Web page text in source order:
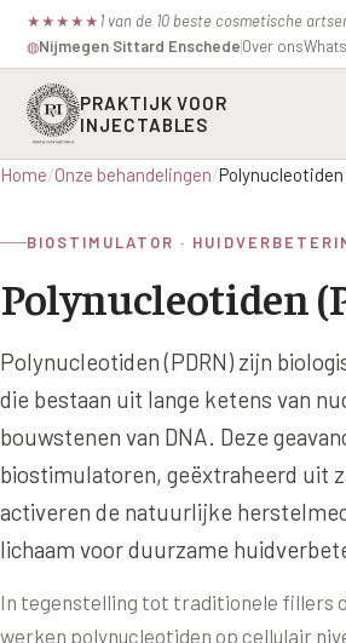
★ ★ ★ ★ ★
◍Nijmegen·Sittard·EnschedeOver ons
PRAKTIJK VOOR
INJECTABLES
BOVENSTE GEZICHT
Voorhoofdsrimpels
Wenkbrauwen
Kraaienpootjes
Donkere kringen onder de ogen
Traangoot en wallen
INJECTABLES
Botox / anti-rimpel
Bocouture
Belotero
Ellansé
Juvéderm Voluma
Profielen
VEROUDERING
Hangende Huid Profiel
Extreme Huidverslapping Profiel
Structuur Verlies Profiel
Prijzen
Contact
Online boeken
◍Nijmegen◍Sittard◍Enschede
Home/Onze behandelingen/Polynucleotiden
BIOSTIMULATOR ·
Polynucleotiden
Polynucleotiden (PDRN) zijn
die bestaan uit lange ketens van
bouwstenen van DNA. Deze
biostimulatoren, geëxtraheerd uit
activeren de natuurlijke
lichaam voor duurzame
In tegenstelling tot traditionele fillers
werken polynucleotiden op cellulair